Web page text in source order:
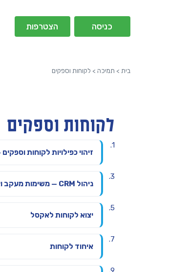
כניסה הצטרפות
בית > תמיכה > לקוחות וספקים
לקוחות וספקים
זיהוי כפילויות לקוחות
ניהול CRM — משימות מעקב ואנשי קשר Invoice Maven
יצוא לקוחות לאקסל
איחוד לקוחות